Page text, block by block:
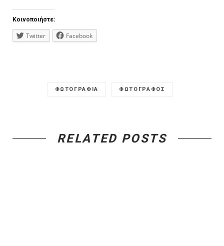
Κοινοποιήστε:
Twitter Facebook
ΦΩΤΟΓΡΑΦΙΑ ΦΩΤΟΓΡΑΦΟΣ
RELATED POSTS